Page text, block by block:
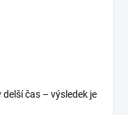
čas – výsledek je